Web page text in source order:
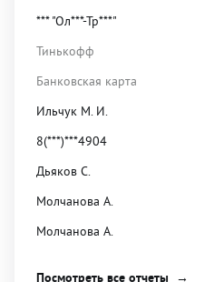
*** "Ол***-Тр***"
Тинькофф
Банковская карта
Ильчук М. И.
8(***)***4904
Дьяков С.
Молчанова А.
Молчанова А.
Посмотреть все отчеты